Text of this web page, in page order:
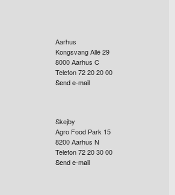
Aarhus
Kongsvang Allé 29
8000Aarhus C
Telefon 72 20 20 00
Send e-mail
Skejby
Agro Food Park 15
8200Aarhus N
Telefon 72 20 30 00
Send e-mail